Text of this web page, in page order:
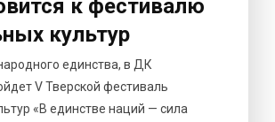
к фестивалю
культур
единства, в ДК
V Тверской фестиваль
«В единстве наций — сила